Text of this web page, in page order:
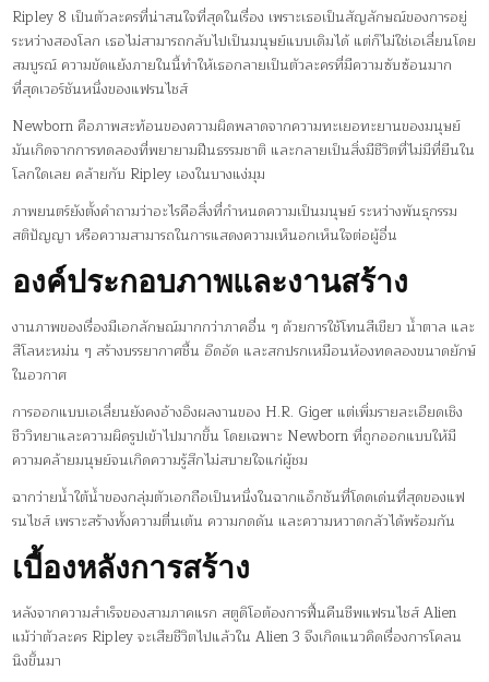
Ripley 8 เป็นตัวละครที่น่าสนใจที่สุดในเรื่อง เพราะเธอเป็นสัญลักษณ์ของการอยู่
ระหว่างสองโลก เธอไม่สามารถกลับไปเป็นมนุษย์แบบเดิมได้ แต่ก็ไม่ใช่เอเลี่ยนโดย
สมบูรณ์ ความขัดแย้งภายในนี้ทำให้เธอกลายเป็นตัวละครที่มีความซับซ้อนมาก
ที่สุดเวอร์ชันหนึ่งของแฟรนไชส์
Newborn คือภาพสะท้อนของความผิดพลาดจากความทะเยอทะยานของมนุษย์
มันเกิดจากการทดลองที่พยายามฝืนธรรมชาติ และกลายเป็นสิ่งมีชีวิตที่ไม่มีที่ยืนใน
โลกใดเลย คล้ายกับ Ripley เองในบางแง่มุม
ภาพยนตร์ยังตั้งคำถามว่าอะไรคือสิ่งที่กำหนดความเป็นมนุษย์ ระหว่างพันธุกรรม
สติปัญญา หรือความสามารถในการแสดงความเห็นอกเห็นใจต่อผู้อื่น
องค์ประกอบภาพและงานสร้าง
งานภาพของเรื่องมีเอกลักษณ์มากกว่าภาคอื่น ๆ ด้วยการใช้โทนสีเขียว น้ำตาล และ
สีโลหะหม่น ๆ สร้างบรรยากาศชื้น อึดอัด และสกปรกเหมือนห้องทดลองขนาดยักษ์
ในอวกาศ
การออกแบบเอเลี่ยนยังคงอ้างอิงผลงานของ H.R. Giger แต่เพิ่มรายละเอียดเชิง
ชีววิทยาและความผิดรูปเข้าไปมากขึ้น โดยเฉพาะ Newborn ที่ถูกออกแบบให้มี
ความคล้ายมนุษย์จนเกิดความรู้สึกไม่สบายใจแก่ผู้ชม
ฉากว่ายน้ำใต้น้ำของกลุ่มตัวเอกถือเป็นหนึ่งในฉากแอ็กชันที่โดดเด่นที่สุดของแฟ
รนไชส์ เพราะสร้างทั้งความตื่นเต้น ความกดดัน และความหวาดกลัวได้พร้อมกัน
เบื้องหลังการสร้าง
หลังจากความสำเร็จของสามภาคแรก สตูดิโอต้องการฟื้นคืนชีพแฟรนไชส์ Alien
แม้ว่าตัวละคร Ripley จะเสียชีวิตไปแล้วใน Alien 3 จึงเกิดแนวคิดเรื่องการโคลน
นิงขึ้นมา